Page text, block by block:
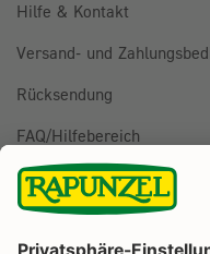
Hilfe & Kontakt
Versand- und
Rücksendung
FAQ/Hilfebereich
BESTELLUNG